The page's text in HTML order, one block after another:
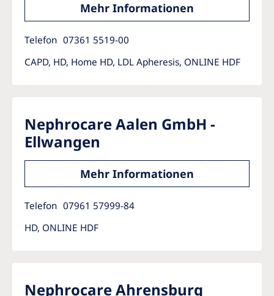
Mehr Informationen
Telefon 07361 5519-00
CAPD, HD, Home HD, LDL Apheresis, ONLINE HDF
Nephrocare Aalen GmbH -
Ellwangen
Mehr Informationen
Telefon 07961 57999-84
HD, ONLINE HDF
Nephrocare Ahrensburg